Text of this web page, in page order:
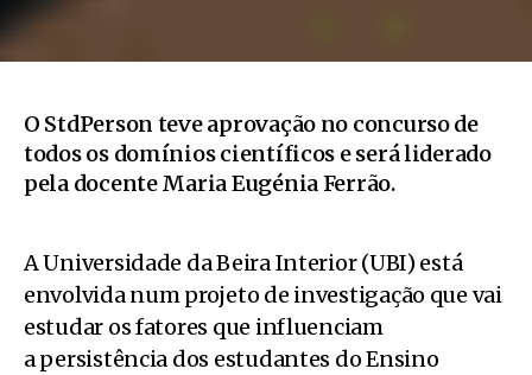
O StdPerson teve aprovação no concurso de
todos os domínios científicos e será liderado
pela docente Maria Eugénia Ferrão.
A Universidade da Beira Interior (UBI) está
envolvida num projeto de investigação que vai
estudar os fatores que influenciam
a persistência dos estudantes do Ensino